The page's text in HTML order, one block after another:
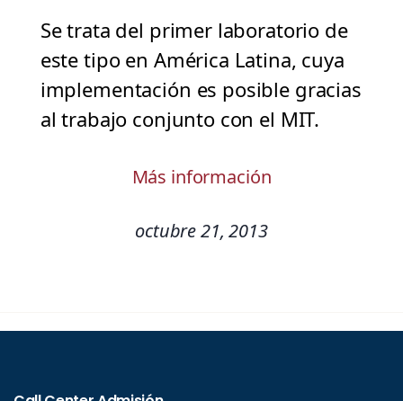
Se trata del primer laboratorio de
este tipo en América Latina, cuya
implementación es posible gracias
al trabajo conjunto con el MIT.
Más información
octubre 21, 2013